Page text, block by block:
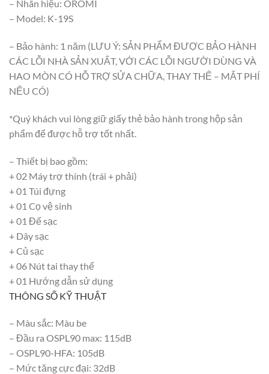
– Nhãn hiệu: OROMI
– Model: K-19S
– Bảo hành: 1 năm (LƯU Ý: SẢN PHẨM ĐƯỢC BẢO HÀNH
CÁC LỖI NHÀ SẢN XUẤT, VỚI CÁC LỖI NGƯỜI DÙNG VÀ
HAO MÒN CÓ HỖ TRỢ SỬA CHỮA, THAY THẾ – MẤT PHÍ
NẾU CÓ)
*Quý khách vui lòng giữ giấy thẻ bảo hành trong hộp sản
phẩm để được hỗ trợ tốt nhất.
– Thiết bị bao gồm:
+ 02 Máy trợ thính (trái + phải)
+ 01 Túi đựng
+ 01 Cọ vệ sinh
+ 01 Đế sạc
+ Dây sạc
+ Củ sạc
+ 06 Nút tai thay thế
+ 01 Hướng dẫn sử dụng
THÔNG SỐ KỸ THUẬT
– Màu sắc: Màu be
– Đầu ra OSPL90 max: 115dB
– OSPL90-HFA: 105dB
– Mức tăng cực đại: 32dB